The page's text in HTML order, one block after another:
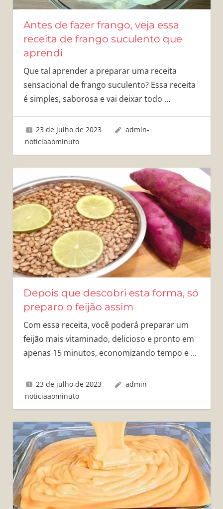
Antes de fazer frango, veja essa
receita de frango suculento que
aprendi
Que tal aprender a preparar uma receita
sensacional de frango suculento? Essa receita
é simples, saborosa e vai deixar todo …
23 de julho de 2023
admin-
noticiaaominuto
Depois que descobri esta forma, só
preparo o feijão assim
Com essa receita, você poderá preparar um
feijão mais vitaminado, delicioso e pronto em
apenas 15 minutos, economizando tempo e …
23 de julho de 2023
admin-
noticiaaominuto